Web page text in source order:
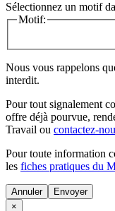
Sélectionnez un motif
Motif:
Nous vous rappelons
interdit.
Pour tout signalement
offre déjà pourvue,
Travail ou contactez-
Pour toute information
les fiches pratiques du
Annuler
×